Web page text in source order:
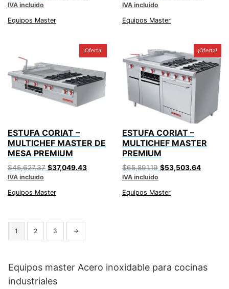
$48,376.00.
$37,049.43.
IVA incluido
Equipos Master
$59,444.78.
IVA incluido
Equipos Master
¡Oferta!
ESTUFA CORIAT –
MULTICHEF MASTER DE
MESA PREMIUM
$45,627.37 Original
$45,627.37.
$37,049.43Current
$37,049.43.
IVA incluido
Equipos Master
¡Oferta!
ESTUFA CORIAT –
MULTICHEF MASTER
PREMIUM
$65,891.19 Original
$65,891.19.
$53,503.64Current
IVA incluido
Equipos Master
1 2 3 →
Equipos master Acero inoxidable para cocinas
industriales